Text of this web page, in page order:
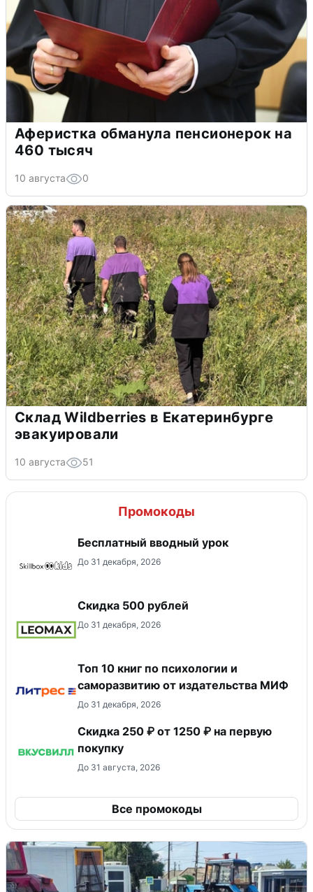
Аферистка обманула пенсионерок на
460 тысяч
10 августа 0
Склад Wildberries в Екатеринбурге
эвакуировали
10 августа 51
Промокоды
Бесплатный вводный урок
До 31 декабря, 2026
Скидка 500 рублей
До 31 декабря, 2026
Топ 10 книг по психологии и
саморазвитию от издательства МИФ
До 31 декабря, 2026
Скидка 250 ₽ от 1250 ₽ на первую
покупку
До 31 августа, 2026
Все промокоды